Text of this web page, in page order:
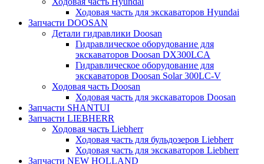
Ходовая часть для экскаваторов Hyundai
Запчасти DOOSAN
Детали гидравлики Doosan
Гидравлическое оборудование для
экскаваторов Doosan DX300LCA
Гидравлическое оборудование для
экскаваторов Doosan Solar 300LC-V
Ходовая часть Doosan
Ходовая часть для экскаваторов Doosan
Запчасти SHANTUI
Запчасти LIEBHERR
Ходовая часть Liebherr
Ходовая часть для бульдозеров Liebherr
Ходовая часть для экскаваторов Liebherr
Запчасти NEW HOLLAND